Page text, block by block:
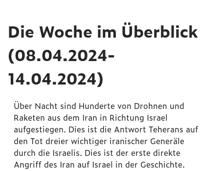
Die Woche im Überblick
(08.04.2024-
14.04.2024)
Über Nacht sind Hunderte von Drohnen und
Raketen aus dem Iran in Richtung Israel
aufgestiegen. Dies ist die Antwort Teherans auf
den Tot dreier wichtiger iranischer Generäle
durch die Israelis. Dies ist der erste direkte
Angriff des Iran auf Israel in der Geschichte.